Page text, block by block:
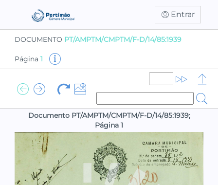
Entrar
DOCUMENTO PT/AMPTM/CMPTM/F-D/14/85:1939
Página 1
Documento PT/AMPTM/CMPTM/F-D/14/85:1939;
Página 1